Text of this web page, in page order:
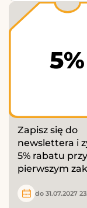
5%
Zapisz się do
newslettera i
5% rabatu przy
pierwszym
do 31.07.2027